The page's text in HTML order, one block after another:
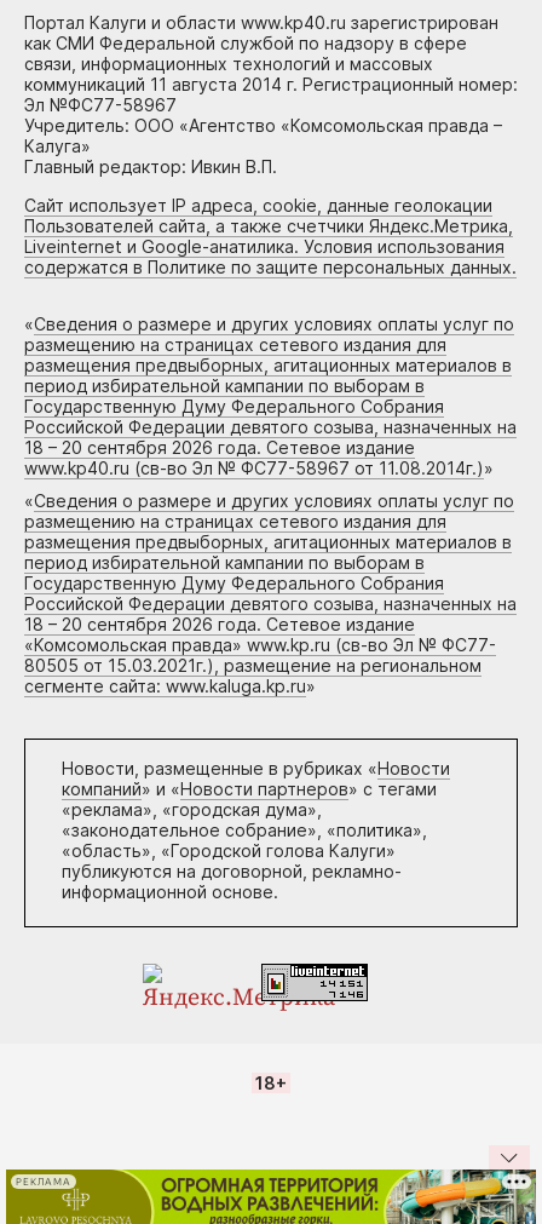
Портал Калуги и области www.kp40.ru зарегистрирован
как СМИ Федеральной службой по надзору в сфере
связи, информационных технологий и массовых
коммуникаций 11 августа 2014 г. Регистрационный номер:
Эл №ФС77-58967
Учредитель: ООО «Агентство «Комсомольская правда –
Калуга»
Главный редактор: Ивкин В.П.
Сайт использует IP адреса, cookie, данные геолокации
Пользователей сайта, а также счетчики Яндекс.Метрика,
Liveinternet и Google-анатилика. Условия использования
содержатся в Политике по защите персональных данных.
«Сведения о размере и других условиях оплаты услуг по
размещению на страницах сетевого издания для
размещения предвыборных, агитационных материалов в
период избирательной кампании по выборам в
Государственную Думу Федерального Собрания
Российской Федерации девятого созыва, назначенных на
18 – 20 сентября 2026 года. Сетевое издание
www.kp40.ru (св-во Эл № ФС77-58967 от 11.08.2014г.)»
«Сведения о размере и других условиях оплаты услуг по
размещению на страницах сетевого издания для
размещения предвыборных, агитационных материалов в
период избирательной кампании по выборам в
Государственную Думу Федерального Собрания
Российской Федерации девятого созыва, назначенных на
18 – 20 сентября 2026 года. Сетевое издание
«Комсомольская правда» www.kp.ru (св-во Эл № ФС77-
80505 от 15.03.2021г.), размещение на региональном
сегменте сайта: www.kaluga.kp.ru»
Новости, размещенные в рубриках «Новости
компаний» и «Новости партнеров» с тегами
«реклама», «городская дума»,
«законодательное собрание», «политика»,
«область», «Городской голова Калуги»
публикуются на договорной, рекламно-
информационной основе.
18+
РЕКЛАМА